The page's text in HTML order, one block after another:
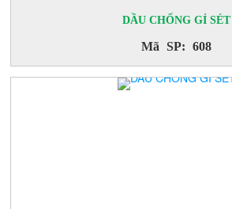
DẦU CHỐNG GỈ SÉT
Mã SP: 608